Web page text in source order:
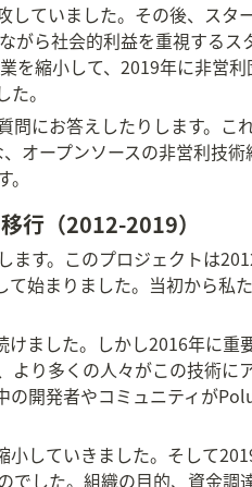
ていました。その後、スタ
がら社会的利益を重視するス
を縮小して、2019年に非営
。
にお答えしたりします。こ
オープンソースの非営利技
行（2012-2019）
す。このプロジェクトは
始まりました。当初から私
ました。しかし2016年に重
り多くの人々がこの技術に
開発者やコミュニティが
していきました。そして
でした。組織の目的、資金調